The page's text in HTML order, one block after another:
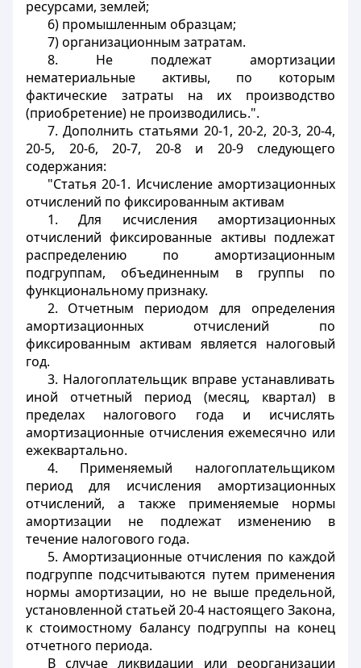
ресурсами, землей;
6) промышленным образцам;
7) организационным затратам.
8. Не подлежат амортизации
нематериальные активы, по которым
фактические затраты на их производство
(приобретение) не производились.".
7. Дополнить статьями 20-1, 20-2, 20-3, 20-4,
20-5, 20-6, 20-7, 20-8 и 20-9 следующего
содержания:
"Статья 20-1. Исчисление амортизационных
отчислений по фиксированным активам
1. Для исчисления амортизационных
отчислений фиксированные активы подлежат
распределению по амортизационным
подгруппам, объединенным в группы по
функциональному признаку.
2. Отчетным периодом для определения
амортизационных отчислений по
фиксированным активам является налоговый
год.
3. Налогоплательщик вправе устанавливать
иной отчетный период (месяц, квартал) в
пределах налогового года и исчислять
амортизационные отчисления ежемесячно или
ежеквартально.
4. Применяемый налогоплательщиком
период для исчисления амортизационных
отчислений, а также применяемые нормы
амортизации не подлежат изменению в
течение налогового года.
5. Амортизационные отчисления по каждой
подгруппе подсчитываются путем применения
нормы амортизации, но не выше предельной,
установленной статьей 20-4 настоящего Закона,
к стоимостному балансу подгруппы на конец
отчетного периода.
В случае ликвидации или реорганизации